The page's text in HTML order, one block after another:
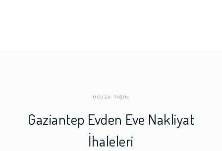
UCUZA TAŞIN
Gaziantep Evden Eve Nakliyat
İhaleleri